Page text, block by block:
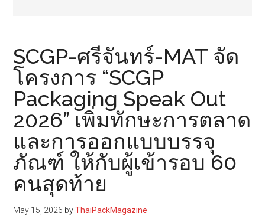
SCGP-ศรีจันทร์-MAT จัด
โครงการ “SCGP
Packaging Speak Out
2026” เพิ่มทักษะการตลาด
และการออกแบบบรรจุ
ภัณฑ์ ให้กับผู้เข้ารอบ 60
คนสุดท้าย
May 15, 2026 byThaiPackMagazine